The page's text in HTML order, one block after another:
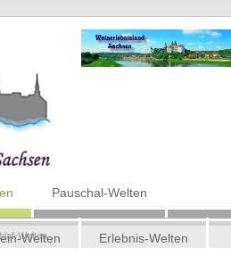
Pauschal-Welten
Welten Erlebnis-Welten
Welten